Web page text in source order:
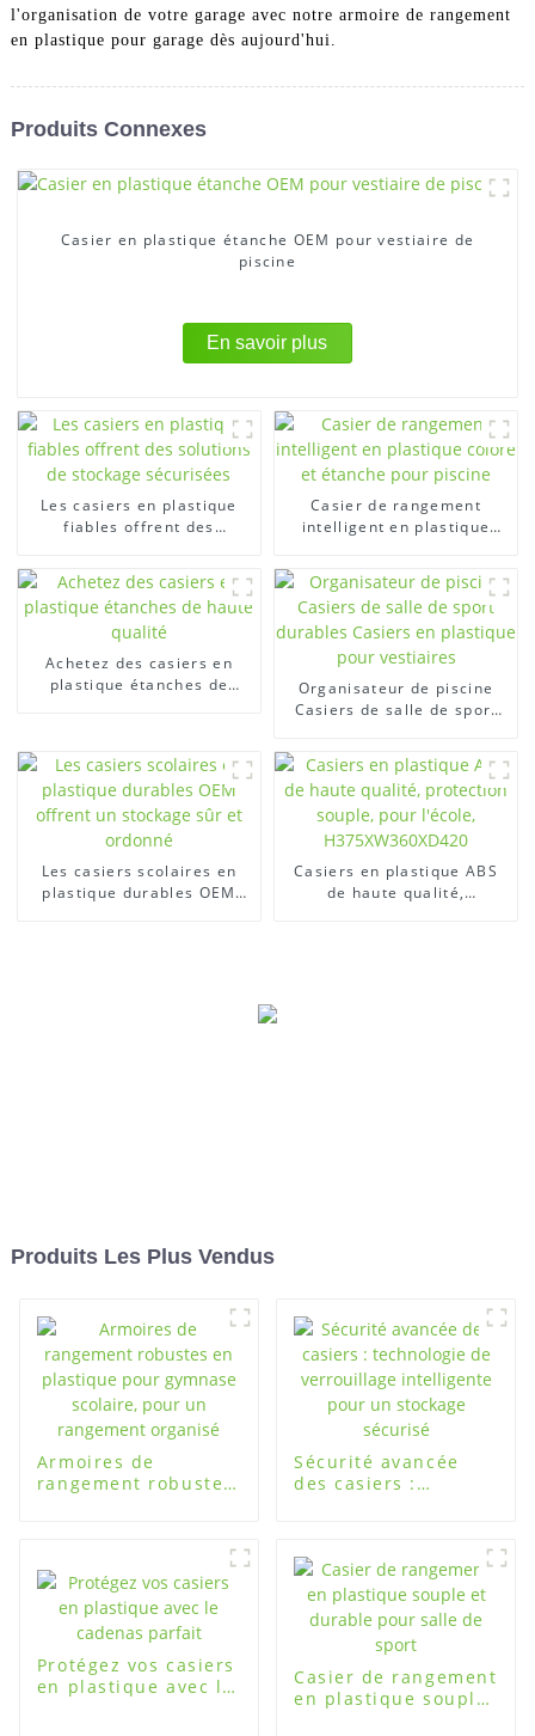
l'organisation de votre garage avec notre armoire de rangement
en plastique pour garage dès aujourd'hui.
Produits Connexes
Casier en plastique étanche OEM pour vestiaire de
piscine
En savoir plus
Les casiers en plastique
fiables offrent des
Casier de rangement
intelligent en plastique
Achetez des casiers en
plastique étanches de
Organisateur de piscine
Casiers de salle de sport
Les casiers scolaires en
plastique durables OEM
Casiers en plastique ABS
de haute qualité,
Produits Les Plus Vendus
Armoires de
rangement robustes
organisé
Sécurité avancée
des casiers :
intelligente pour un
stockage sécurisé
Protégez vos casiers
en plastique avec le
Casier de rangement
en plastique souple